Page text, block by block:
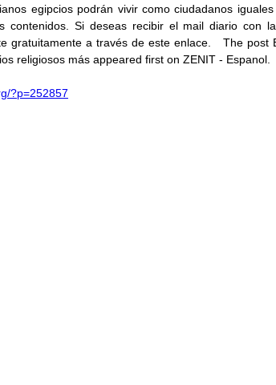
egipcios podrán vivir como ciudadanos
contenidos. Si deseas recibir el mail diario con
gratuitamente a través de este enlace. The post
religiosos más appeared first on ZENIT - Espanol.
?p=252857